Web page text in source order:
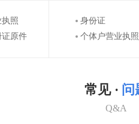
照
原件
身份证
个体户营业执照
常见 · 问
Q&A